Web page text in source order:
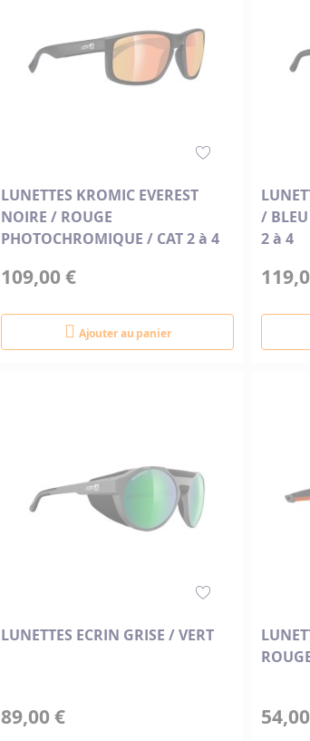
LUNETTES KROMIC EVEREST
NOIRE / ROUGE
PHOTOCHROMIQUE / CAT 2 à 4
109,00 €
Ajouter au panier
/
2 à 4
LUNETTES ECRIN GRISE / VERT
89,00 €